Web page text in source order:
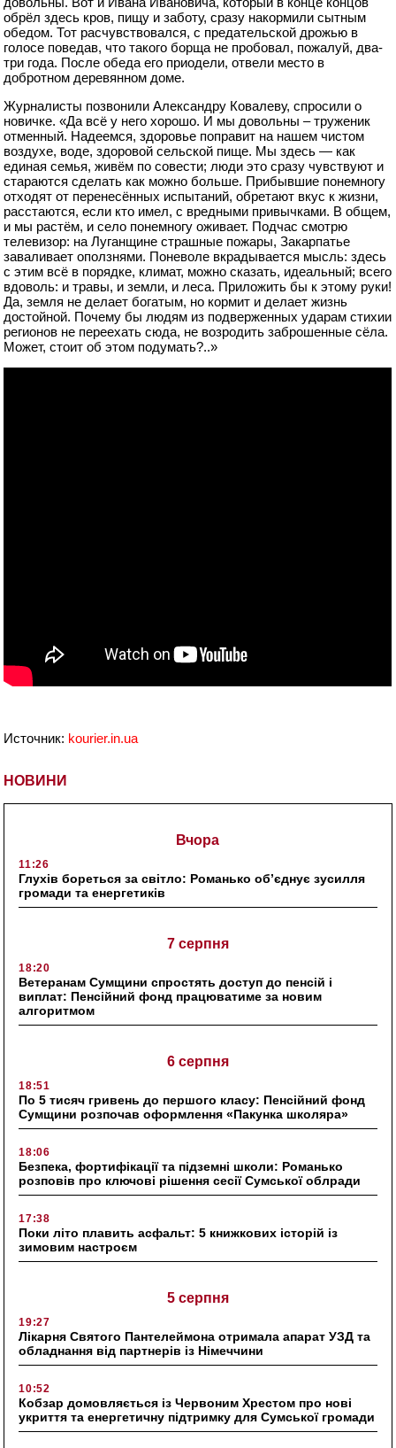
НОВИНИ
Вчора
11:26
Глухів бореться за світло: Романько об’єднує зусилля
громади та енергетиків
7 серпня
18:20
Ветеранам Сумщини спростять доступ до пенсій і
виплат: Пенсійний фонд працюватиме за новим
алгоритмом
6 серпня
18:51
По 5 тисяч гривень до першого класу: Пенсійний фонд
Сумщини розпочав оформлення «Пакунка школяра»
18:06
Безпека, фортифікації та підземні школи: Романько
розповів про ключові рішення сесії Сумської облради
17:38
Поки літо плавить асфальт: 5 книжкових історій із
зимовим настроєм
5 серпня
19:27
Лікарня Святого Пантелеймона отримала апарат УЗД та
обладнання від партнерів із Німеччини
10:52
Кобзар домовляється із Червоним Хрестом про нові
укриття та енергетичну підтримку для Сумської громади
обрёл здесь кров, пищу и заботу, сразу накормили сытным
обедом. Тот расчувствовался, с предательской дрожью в
голосе поведав, что такого борща не пробовал, пожалуй, два-
три года. После обеда его приодели, отвели место в
добротном деревянном доме.
Журналисты позвонили Александру Ковалеву, спросили о
новичке. «Да всё у него хорошо. И мы довольны – труженик
отменный. Надеемся, здоровье поправит на нашем чистом
воздухе, воде, здоровой сельской пище. Мы здесь — как
единая семья, живём по совести; люди это сразу чувствуют и
стараются сделать как можно больше. Прибывшие понемногу
отходят от перенесённых испытаний, обретают вкус к жизни,
расстаются, если кто имел, с вредными привычками. В общем,
и мы растём, и село понемногу оживает. Подчас смотрю
телевизор: на Луганщине страшные пожары, Закарпатье
заваливает оползнями. Поневоле вкрадывается мысль: здесь
с этим всё в порядке, климат, можно сказать, идеальный; всего
вдоволь: и травы, и земли, и леса. Приложить бы к этому руки!
Да, земля не делает богатым, но кормит и делает жизнь
достойной. Почему бы людям из подверженных ударам стихии
регионов не переехать сюда, не возродить заброшенные сёла.
Может, стоит об этом подумать?..»
Источник: kourier.in.uа